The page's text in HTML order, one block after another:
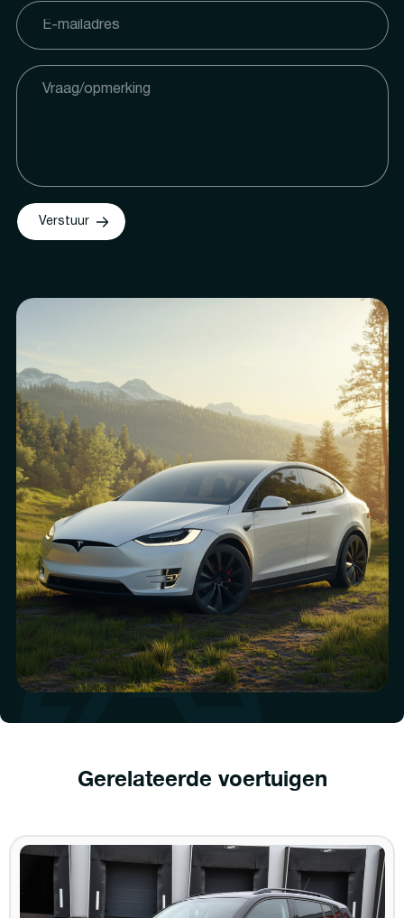
Verstuur
Gerelateerde voertuigen